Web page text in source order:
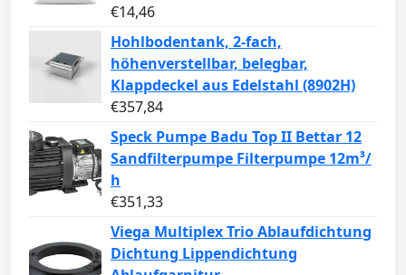
€14,46
Hohlbodentank, 2-fach,
höhenverstellbar, belegbar,
Klappdeckel aus Edelstahl (8902H)
€357,84
Speck Pumpe Badu Top II Bettar 12
Sandfilterpumpe Filterpumpe 12m³/
h
€351,33
Viega Multiplex Trio Ablaufdichtung
Dichtung Lippendichtung